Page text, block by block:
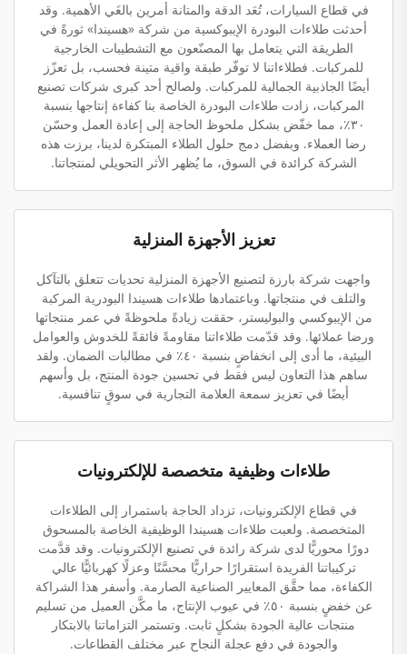
في قطاع السيارات، تُعَد الدقة والمتانة أمرين بالغَي الأهمية. وقد
أحدثت طلاءات البودرة الإيبوكسية من شركة «هسيندا» ثورةً في
الطريقة التي يتعامل بها المصنّعون مع التشطيبات الخارجية
للمركبات. فطلاءاتنا لا توفّر طبقة واقية متينة فحسب، بل تعزّز
أيضًا الجاذبية الجمالية للمركبات. ولصالح أحد كبرى شركات تصنيع
المركبات، زادت طلاءات البودرة الخاصة بنا كفاءة إنتاجها بنسبة
٣٠٪، مما خفّض بشكل ملحوظ الحاجة إلى إعادة العمل وحسّن
رضا العملاء. وبفضل دمج حلول الطلاء المبتكرة لدينا، برزت هذه
الشركة كرائدة في السوق، ما يُظهر الأثر التحويلي لمنتجاتنا.
تعزيز الأجهزة المنزلية
واجهت شركة بارزة لتصنيع الأجهزة المنزلية تحديات تتعلق بالتآكل
والتلف في منتجاتها. وباعتمادها طلاءات هسيندا البودرية المركبة
من الإيبوكسي والبوليستر، حققت زيادةً ملحوظةً في عمر منتجاتها
ورضا عملائها. وقد قدّمت طلاءاتنا مقاومةً فائقةً للخدوش والعوامل
البيئية، ما أدى إلى انخفاضٍ بنسبة ٤٠٪ في مطالبات الضمان. ولقد
ساهم هذا التعاون ليس فقط في تحسين جودة المنتج، بل وأسهم
أيضًا في تعزيز سمعة العلامة التجارية في سوقٍ تنافسية.
طلاءات وظيفية متخصصة للإلكترونيات
في قطاع الإلكترونيات، تزداد الحاجة باستمرار إلى الطلاءات
المتخصصة. ولعبت طلاءات هسيندا الوظيفية الخاصة بالمسحوق
دورًا محوريًّا لدى شركة رائدة في تصنيع الإلكترونيات. وقد قدَّمت
تركيباتنا الفريدة استقرارًا حراريًّا محسَّنًا وعزلًا كهربائيًّا عالي
الكفاءة، مما حقَّق المعايير الصناعية الصارمة. وأسفر هذا الشراكة
عن خفضٍ بنسبة ٥٠٪ في عيوب الإنتاج، ما مكَّن العميل من تسليم
منتجات عالية الجودة بشكلٍ ثابت. وتستمر التزاماتنا بالابتكار
والجودة في دفع عجلة النجاح عبر مختلف القطاعات.